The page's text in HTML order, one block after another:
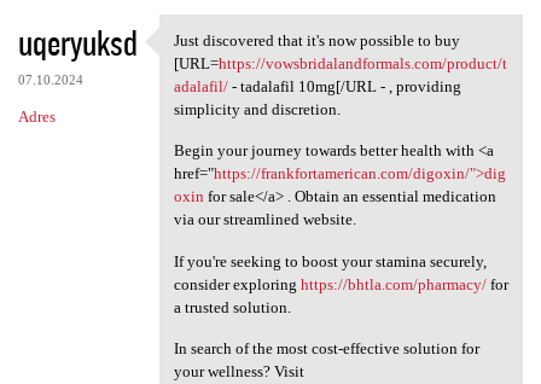
uqeryuksd
07.10.2024
Adres
Just discovered that it's now
Just discovered that it's now possible to buy
[URL=https://vowsbridalandformals.com/product/t
adalafil/- tadalafil 10mg[/URL - , providing
simplicity and discretion.
Begin your journey towards better health with <a
href="https://frankfortamerican.com/digoxin/">dig
oxin for sale</a> . Obtain an essential medication
via our streamlined website.
If you're seeking to boost your stamina securely,
consider exploring https://bhtla.com/pharmacy/for
a trusted solution.
In search of the most cost-effective solution for
your wellness? Visit